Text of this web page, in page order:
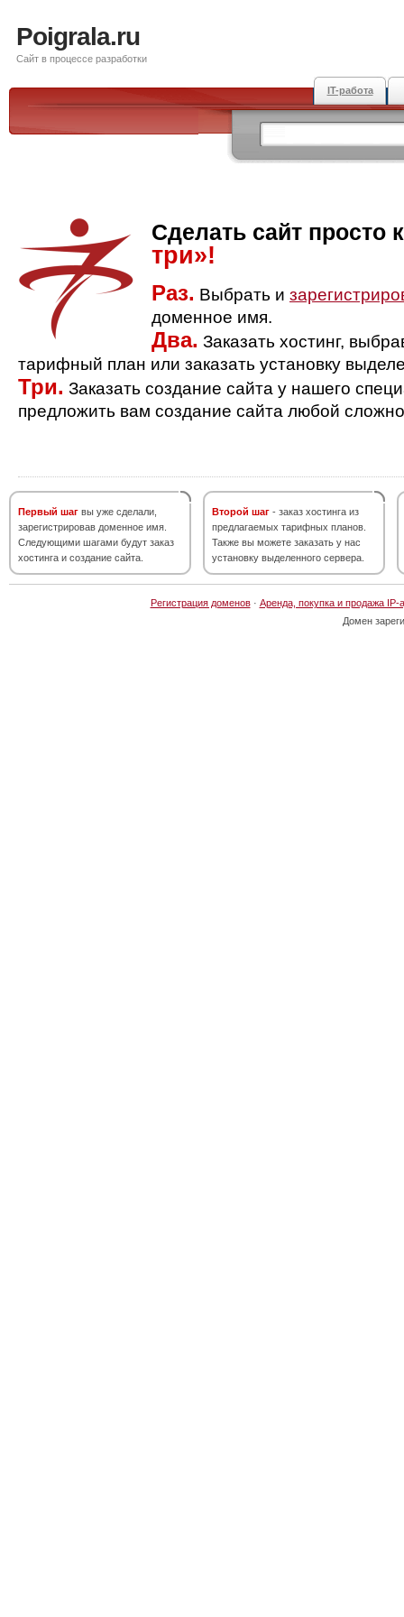
Poigrala.ru
Сайт в процессе разработки
IT-работа
Сделать сайт просто
три»!
Раз. Выбрать и
доменное имя.
Два. Заказать хостинг,
тарифный план или заказать установку
Три. Заказать создание сайта у нашего
предложить вам создание сайта любой
Первый шаг вы уже сделали,
зарегистрировав доменное имя.
Следующими шагами будут заказ
хостинга и создание сайта.
Второй шаг - заказ хостинга из
предлагаемых тарифных планов.
Также вы можете заказать у нас
установку выделенного сервера.
Регистрация доменов· Аренда, покупка и продажа IP-
Домен